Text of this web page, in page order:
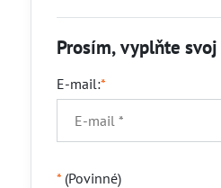
Prosím, vyplňte
E-mail:*
*(Povinné)